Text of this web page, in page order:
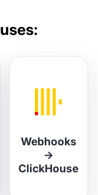
Webhooks
→
ClickHouse